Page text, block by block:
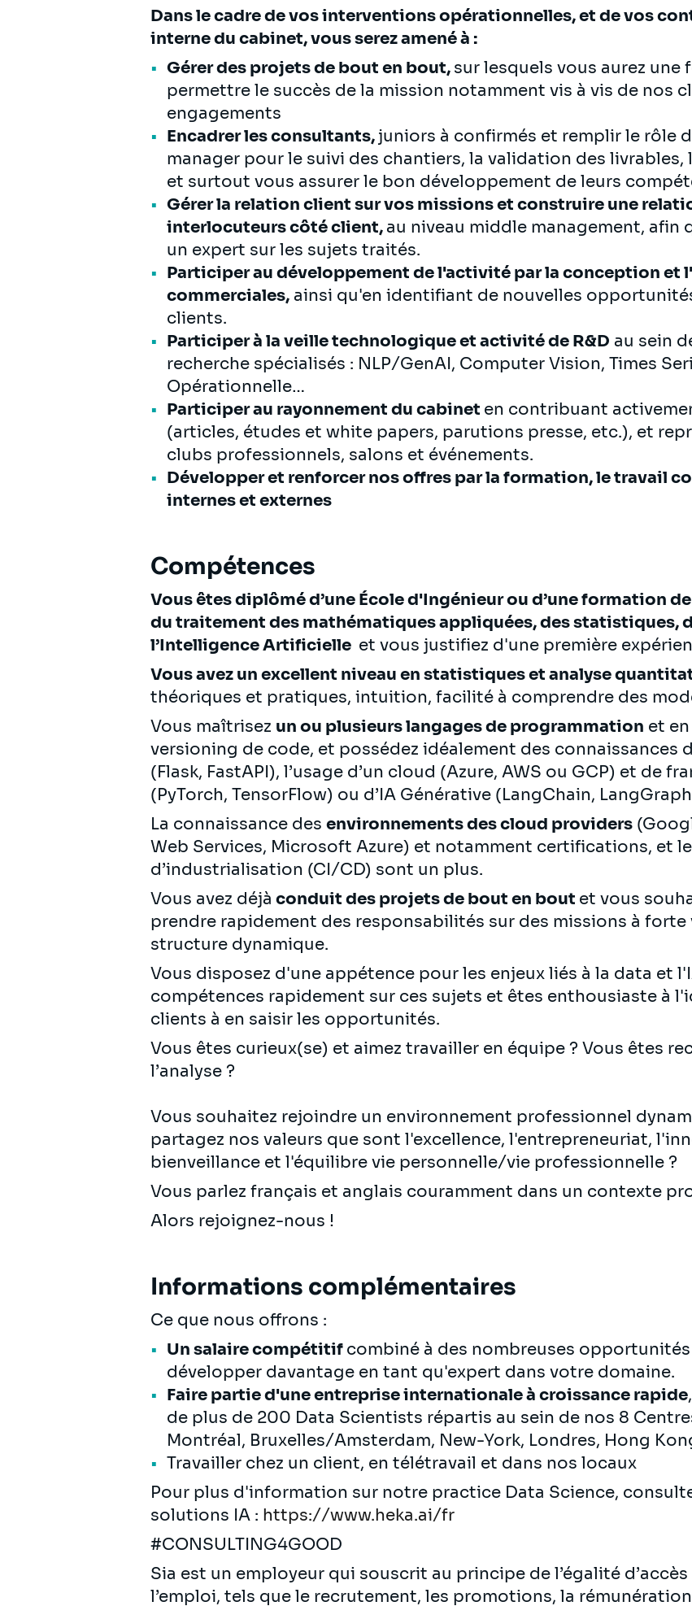
Dans le cadre de vos interventions opérationnelles, et de vos
interne du cabinet, vous serez amené à :
Gérer des projets de bout en bout, sur lesquels vous aurez
permettre le succès de la mission notamment vis à vis de nos
engagements
Encadrer les consultants, juniors à confirmés et remplir le rôle
manager pour le suivi des chantiers, la validation des
et surtout vous assurer le bon développement de leurs
Gérer la relation client sur vos missions et construire une
interlocuteurs côté client, au niveau middle management, afin
un expert sur les sujets traités.
Participer au développement de l'activité par la conception
commerciales, ainsi qu'en identifiant de nouvelles
clients.
Participer à la veille technologique et activité de R&D au sein
recherche spécialisés : NLP/GenAI, Computer Vision, Times
Opérationnelle…
Participer au rayonnement du cabinet en contribuant
(articles, études et white papers, parutions presse, etc.), et
clubs professionnels, salons et événements.
Développer et renforcer nos offres par la formation, le travail
internes et externes
Compétences
Vous êtes diplômé d’une École d'Ingénieur ou d’une formation
du traitement des mathématiques appliquées, des statistiques,
l’Intelligence Artificielle et vous justifiez d'une première
Vous avez un excellent niveau en statistiques et analyse
théoriques et pratiques, intuition, facilité à comprendre des
Vous maîtrisez un ou plusieurs langages de programmation et
versioning de code, et possédez idéalement des connaissances
(Flask, FastAPI), l’usage d’un cloud (Azure, AWS ou GCP) et de
(PyTorch, TensorFlow) ou d’IA Générative (LangChain,
La connaissance des environnements des cloud providers
Web Services, Microsoft Azure) et notamment certifications, et
d’industrialisation (CI/CD) sont un plus.
Vous avez déjà conduit des projets de bout en bout et vous
prendre rapidement des responsabilités sur des missions à forte
structure dynamique.
Vous disposez d'une appétence pour les enjeux liés à la data et
compétences rapidement sur ces sujets et êtes enthousiaste à
clients à en saisir les opportunités.
Vous êtes curieux(se) et aimez travailler en équipe ? Vous êtes
l’analyse ?
Vous souhaitez rejoindre un environnement professionnel
partagez nos valeurs que sont l'excellence, l'entrepreneuriat,
bienveillance et l'équilibre vie personnelle/vie professionnelle ?
Vous parlez français et anglais couramment dans un contexte
Alors rejoignez-nous !
Informations complémentaires
Ce que nous offrons :
Un salaire compétitif combiné à des nombreuses
développer davantage en tant qu'expert dans votre domaine.
Faire partie d'une entreprise internationale à croissance rapide
de plus de 200 Data Scientists répartis au sein de nos 8
Montréal, Bruxelles/Amsterdam, New-York, Londres, Hong
Travailler chez un client, en télétravail et dans nos locaux
Pour plus d'information sur notre practice Data Science,
solutions IA : https://www.heka.ai/fr
#CONSULTING4GOOD
Sia est un employeur qui souscrit au principe de l’égalité
l’emploi, tels que le recrutement, les promotions, la